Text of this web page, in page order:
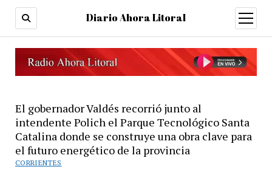
Diario Ahora Litoral
open
menu
El gobernador Valdés recorrió junto al
intendente Polich el Parque Tecnológico Santa
Catalina donde se construye una obra clave para
el futuro energético de la provincia
CORRIENTES